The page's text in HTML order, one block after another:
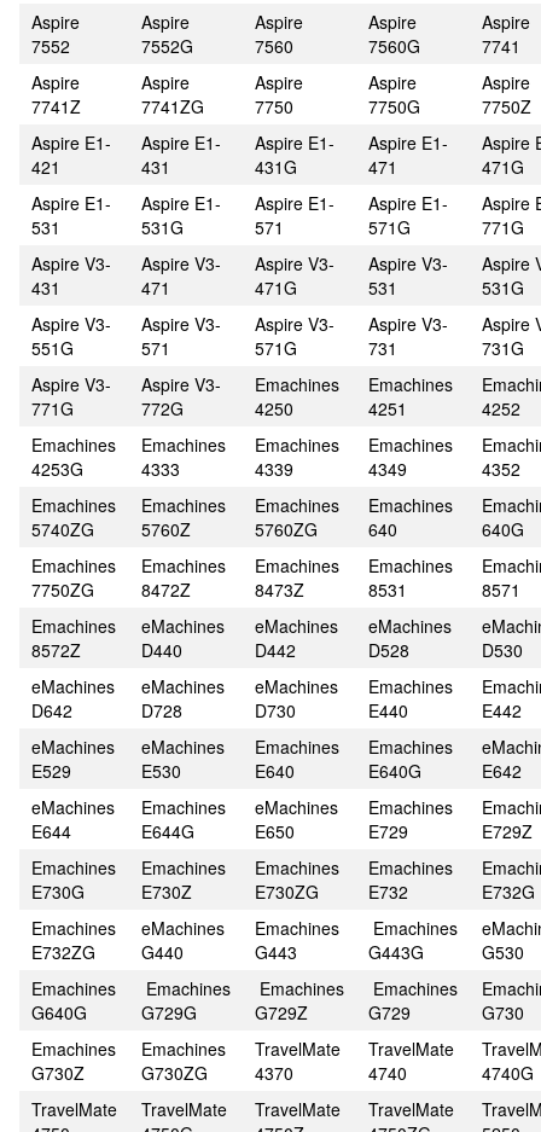
Aspire
7552
Aspire
7552G
Aspire
7560
Aspire
7560G
Aspire
7741
Aspire
7741Z
Aspire
7741ZG
Aspire
7750
Aspire
7750G
Aspire
7750Z
Aspire E1-
421
Aspire E1-
431
Aspire E1-
431G
Aspire E1-
471
Aspire
471G
Aspire E1-
531
Aspire E1-
531G
Aspire E1-
571
Aspire E1-
571G
Aspire
771G
Aspire V3-
431
Aspire V3-
471
Aspire V3-
471G
Aspire V3-
531
Aspire
531G
Aspire V3-
551G
Aspire V3-
571
Aspire V3-
571G
Aspire V3-
731
Aspire
731G
Aspire V3-
771G
Aspire V3-
772G
Emachines
4250
Emachines
4251
4252
Emachines
4253G
Emachines
4333
Emachines
4339
Emachines
4349
4352
Emachines
5740ZG
Emachines
5760Z
Emachines
5760ZG
Emachines
640
640G
Emachines
7750ZG
Emachines
8472Z
Emachines
8473Z
Emachines
8531
8571
Emachines
8572Z
eMachines
D440
eMachines
D442
eMachines
D528
D530
eMachines
D642
eMachines
D728
eMachines
D730
Emachines
E440
E442
eMachines
E529
eMachines
E530
Emachines
E640
Emachines
E640G
E642
eMachines
E644
Emachines
E644G
eMachines
E650
Emachines
E729
E729Z
Emachines
E730G
Emachines
E730Z
Emachines
E730ZG
Emachines
E732
E732G
Emachines
E732ZG
eMachines
G440
Emachines
G443
Emachines
G443G
G530
Emachines
G640G
Emachines
G729G
Emachines
G729Z
Emachines
G729
G730
Emachines
G730Z
Emachines
G730ZG
TravelMate
4370
TravelMate
4740
4740G
TravelMate
TravelMate
TravelMate
TravelMate